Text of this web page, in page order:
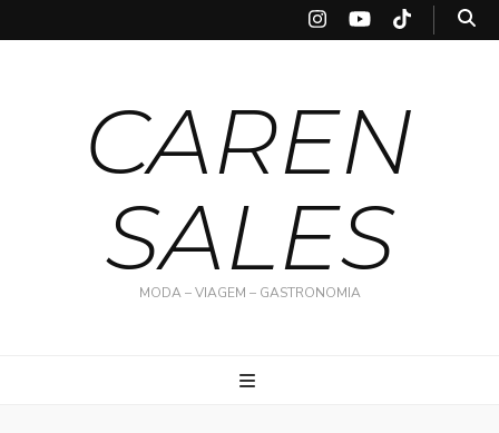
CAREN
SALES
MODA – VIAGEM – GASTRONOMIA